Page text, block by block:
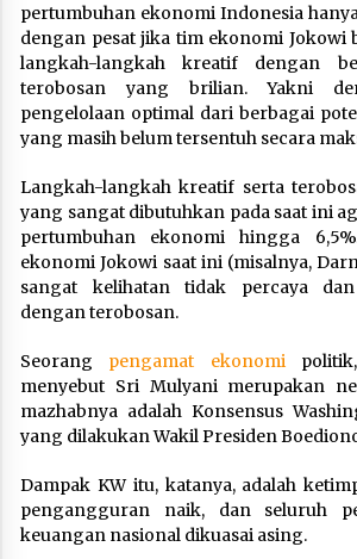
pertumbuhan ekonomi Indonesia
dengan pesat jika tim ekonomi Jokowi
langkah-langkah kreatif dengan
terobosan yang brilian. Yakni
pengelolaan optimal dari berbagai
yang masih belum tersentuh secara
Langkah-langkah kreatif serta
yang sangat dibutuhkan pada saat ini
pertumbuhan ekonomi hingga
ekonomi Jokowi saat ini (misalnya,
sangat kelihatan tidak percaya
dengan terobosan.
Seorang pengamat ekonomipolitik,
menyebut Sri Mulyani merupakan
mazhabnya adalah Konsensus
yang dilakukan Wakil Presiden
Dampak KW itu, katanya, adalah
pengangguran naik, dan seluruh
keuangan nasional dikuasai asing.